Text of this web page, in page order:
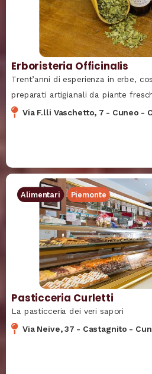
Erboristeria Officinalis
Trent’anni di esperienza in erbe,
preparati artigianali da piante
Via F.lli Vaschetto, 7 - Cuneo -
Alimentari Piemonte
Pasticceria Curletti
La pasticceria dei veri sapori
Via Neive, 37 - Castagnito -